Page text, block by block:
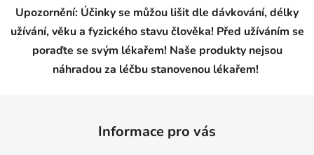
a
c
í
p
y
v
Upozornění: Účinky se můžou lišit dle dávkování, délky
užívání, věku a fyzického stavu člověka! Před užíváním se
poraďte se svým lékařem! Naše produkty nejsou
náhradou za léčbu stanovenou lékařem!
Informace pro vás